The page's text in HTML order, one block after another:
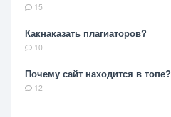
15
Какнаказать плагиаторов?
10
Почему сайт находится в топе?
12